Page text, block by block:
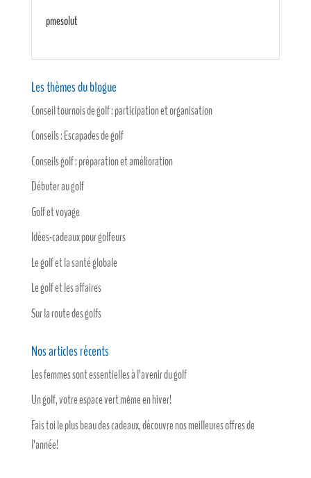
pmesolut
Les thèmes du blogue
Conseil tournois de golf : participation et organisation
Conseils : Escapades de golf
Conseils golf : préparation et amélioration
Débuter au golf
Golf et voyage
Idées-cadeaux pour golfeurs
Le golf et la santé globale
Le golf et les affaires
Sur la route des golfs
Nos articles récents
Les femmes sont essentielles à l’avenir du golf
Un golf, votre espace vert même en hiver!
Fais toi le plus beau des cadeaux, découvre nos meilleures offres de
l’année!